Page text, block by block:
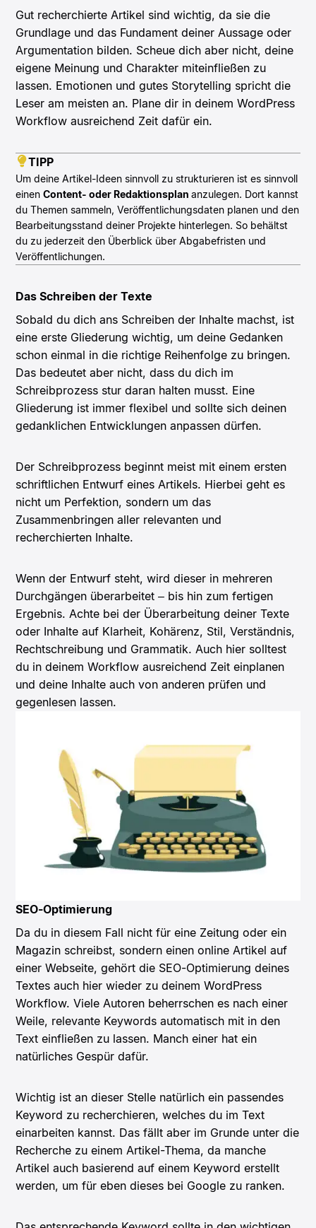
Gut recherchierte Artikel sind wichtig, da sie die
Grundlage und das Fundament deiner Aussage oder
Argumentation bilden. Scheue dich aber nicht, deine
eigene Meinung und Charakter miteinfließen zu
lassen. Emotionen und gutes Storytelling spricht die
Leser am meisten an. Plane dir in deinem WordPress
Workflow ausreichend Zeit dafür ein.
TIPP
Um deine Artikel-Ideen sinnvoll zu strukturieren ist es sinnvoll
einenContent- oder Redaktionsplananzulegen. Dort kannst
du Themen sammeln, Veröffentlichungsdaten planen und den
Bearbeitungsstand deiner Projekte hinterlegen. So behältst
du zu jederzeit den Überblick über Abgabefristen und
Veröffentlichungen.
Das Schreiben der Texte
Sobald du dich ans Schreiben der Inhalte machst, ist
eine erste Gliederung wichtig, um deine Gedanken
schon einmal in die richtige Reihenfolge zu bringen.
Das bedeutet aber nicht, dass du dich im
Schreibprozess stur daran halten musst. Eine
Gliederung ist immer flexibel und sollte sich deinen
gedanklichen Entwicklungen anpassen dürfen.
Der Schreibprozess beginnt meist mit einem ersten
schriftlichen Entwurf eines Artikels. Hierbei geht es
nicht um Perfektion, sondern um das
Zusammenbringen aller relevanten und
recherchierten Inhalte.
Wenn der Entwurf steht, wird dieser in mehreren
Durchgängen überarbeitet – bis hin zum fertigen
Ergebnis. Achte bei der Überarbeitung deiner Texte
oder Inhalte auf Klarheit, Kohärenz, Stil, Verständnis,
Rechtschreibung und Grammatik. Auch hier solltest
du in deinem Workflow ausreichend Zeit einplanen
und deine Inhalte auch von anderen prüfen und
gegenlesen lassen.
SEO-Optimierung
Da du in diesem Fall nicht für eine Zeitung oder ein
Magazin schreibst, sondern einen online Artikel auf
einer Webseite, gehört die SEO-Optimierung deines
Textes auch hier wieder zu deinem WordPress
Workflow. Viele Autoren beherrschen es nach einer
Weile, relevante Keywords automatisch mit in den
Text einfließen zu lassen. Manch einer hat ein
natürliches Gespür dafür.
Wichtig ist an dieser Stelle natürlich ein passendes
Keyword zu recherchieren, welches du im Text
einarbeiten kannst. Das fällt aber im Grunde unter die
Recherche zu einem Artikel-Thema, da manche
Artikel auch basierend auf einem Keyword erstellt
werden, um für eben dieses bei Google zu ranken.